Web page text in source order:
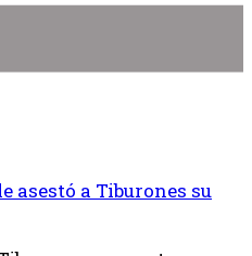
asestó a Tiburones su